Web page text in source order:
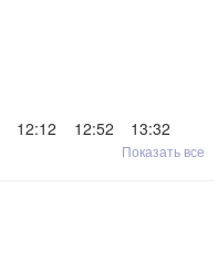
12:12 12:52
13:32
Показать все